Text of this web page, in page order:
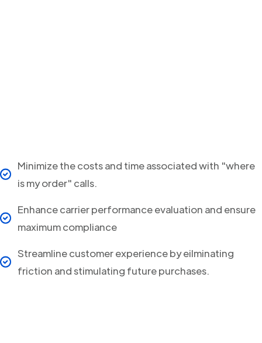
Minimize the costs and time associated with "where
is my order" calls.
Enhance carrier performance evaluation and ensure
maximum compliance
Streamline customer experience by eilminating
friction and stimulating future purchases.